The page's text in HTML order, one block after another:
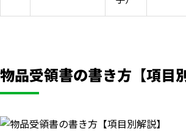
物品受領書の書き方【項目